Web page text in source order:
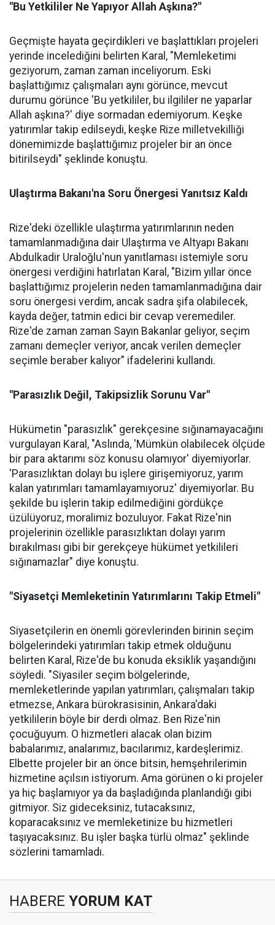
"Bu Yetkililer Ne Yapıyor Allah Aşkına?"
Geçmişte hayata geçirdikleri ve başlattıkları projeleri
yerinde incelediğini belirten Karal, "Memleketimi
geziyorum, zaman zaman inceliyorum. Eski
başlattığımız çalışmaları aynı görünce, mevcut
durumu görünce 'Bu yetkililer, bu ilgililer ne yaparlar
Allah aşkına?' diye sormadan edemiyorum. Keşke
yatırımlar takip edilseydi, keşke Rize milletvekilliği
dönemimizde başlattığımız projeler bir an önce
bitirilseydi" şeklinde konuştu.
Ulaştırma Bakanı'na Soru Önergesi Yanıtsız Kaldı
Rize'deki özellikle ulaştırma yatırımlarının neden
tamamlanmadığına dair Ulaştırma ve Altyapı Bakanı
Abdulkadir Uraloğlu'nun yanıtlaması istemiyle soru
önergesi verdiğini hatırlatan Karal, "Bizim yıllar önce
başlattığımız projelerin neden tamamlanmadığına dair
soru önergesi verdim, ancak sadra şifa olabilecek,
kayda değer, tatmin edici bir cevap veremediler.
Rize'de zaman zaman Sayın Bakanlar geliyor, seçim
zamanı demeçler veriyor, ancak verilen demeçler
seçimle beraber kalıyor" ifadelerini kullandı.
"Parasızlık Değil, Takipsizlik Sorunu Var"
Hükümetin "parasızlık" gerekçesine sığınamayacağını
vurgulayan Karal, "Aslında, 'Mümkün olabilecek ölçüde
bir para aktarımı söz konusu olamıyor' diyemiyorlar.
'Parasızlıktan dolayı bu işlere girişemiyoruz, yarım
kalan yatırımları tamamlayamıyoruz' diyemiyorlar. Bu
şekilde bu işlerin takip edilmediğini gördükçe
üzülüyoruz, moralimiz bozuluyor. Fakat Rize'nin
projelerinin özellikle parasızlıktan dolayı yarım
bırakılması gibi bir gerekçeye hükümet yetkilileri
sığınamazlar" diye konuştu.
"Siyasetçi Memleketinin Yatırımlarını Takip Etmeli"
Siyasetçilerin en önemli görevlerinden birinin seçim
bölgelerindeki yatırımları takip etmek olduğunu
belirten Karal, Rize'de bu konuda eksiklik yaşandığını
söyledi. "Siyasiler seçim bölgelerinde,
memleketlerinde yapılan yatırımları, çalışmaları takip
etmezse, Ankara bürokrasisinin, Ankara'daki
yetkililerin böyle bir derdi olmaz. Ben Rize'nin
çocuğuyum. O hizmetleri alacak olan bizim
babalarımız, analarımız, bacılarımız, kardeşlerimiz.
Elbette projeler bir an önce bitsin, hemşehrilerimin
hizmetine açılsın istiyorum. Ama görünen o ki projeler
ya hiç başlamıyor ya da başladığında planlandığı gibi
gitmiyor. Siz gideceksiniz, tutacaksınız,
koparacaksınız ve memleketinize bu hizmetleri
taşıyacaksınız. Bu işler başka türlü olmaz" şeklinde
sözlerini tamamladı.
HABERE YORUM KAT